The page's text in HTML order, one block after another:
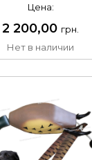
Цена:
2 200,00 грн.
Нет в наличии